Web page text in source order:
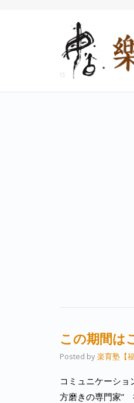
この期間は
Posted by楽育塾【福
コミュニケーショ
方磨きの専門家”